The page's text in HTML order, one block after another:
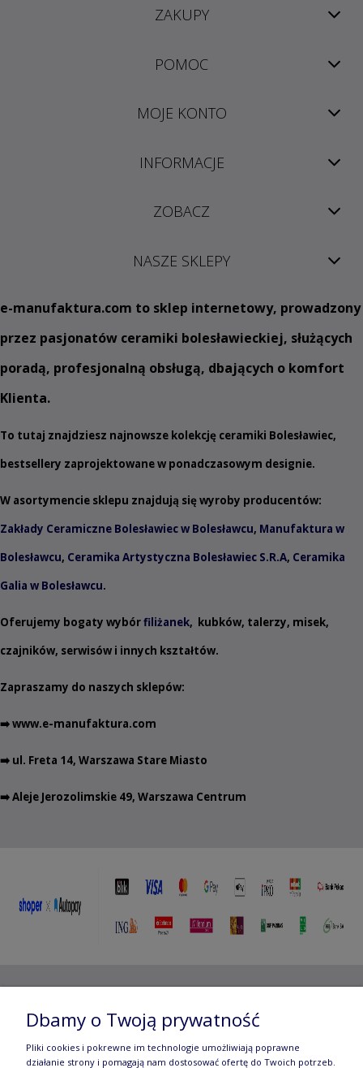
ZAKUPY
POMOC
MOJE KONTO
INFORMACJE
ZOBACZ
NASZE SKLEPY
e-manufaktura.com to sklep internetowy, prowadzony
przez pasjonatów ceramiki bolesławieckiej, służących
poradą, profesjonalną obsługą, dbających o komfort
Klienta.
To tutaj znajdziesz najnowsze kolekcję ceramiki Bolesławiec,
bestsellery zaprojektowane w ponadczasowym designie.
W asortymencie sklepu znajdują się wyroby producentów:
Zakłady Ceramiczne Bolesławiec w Bolesławcu, Manufaktura w
Bolesławcu, Ceramika Artystyczna Bolesławiec S.R.A, Ceramika
Galia w Bolesławcu.
Oferujemy bogaty wybórfiliżanek, kubków, talerzy, misek,
czajników, serwisów i innych kształtów.
Zapraszamy do naszych sklepów:
➡️www.e-manufaktura.com
➡️ ul. Freta 14, Warszawa Stare Miasto
➡️ Aleje Jerozolimskie 49, Warszawa Centrum
Jerozolimskie 49, 00-696 Warszawa | e-mail:
manufaktura.com|
Dbamy o Twoją prywatność
Pliki cookies i pokrewne im technologie umożliwiają poprawne
działanie strony i pomagają nam dostosować ofertę do Twoich potrzeb.